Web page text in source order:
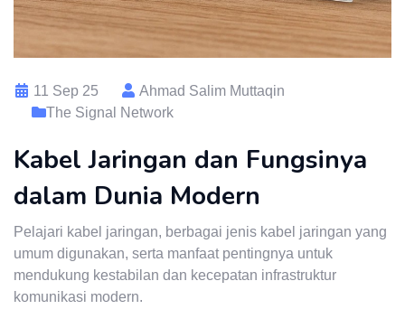
11 Sep 25
Ahmad Salim Muttaqin
The Signal Network
Kabel Jaringan dan Fungsinya
dalam Dunia Modern
Pelajari kabel jaringan, berbagai jenis kabel jaringan yang
umum digunakan, serta manfaat pentingnya untuk
mendukung kestabilan dan kecepatan infrastruktur
komunikasi modern.